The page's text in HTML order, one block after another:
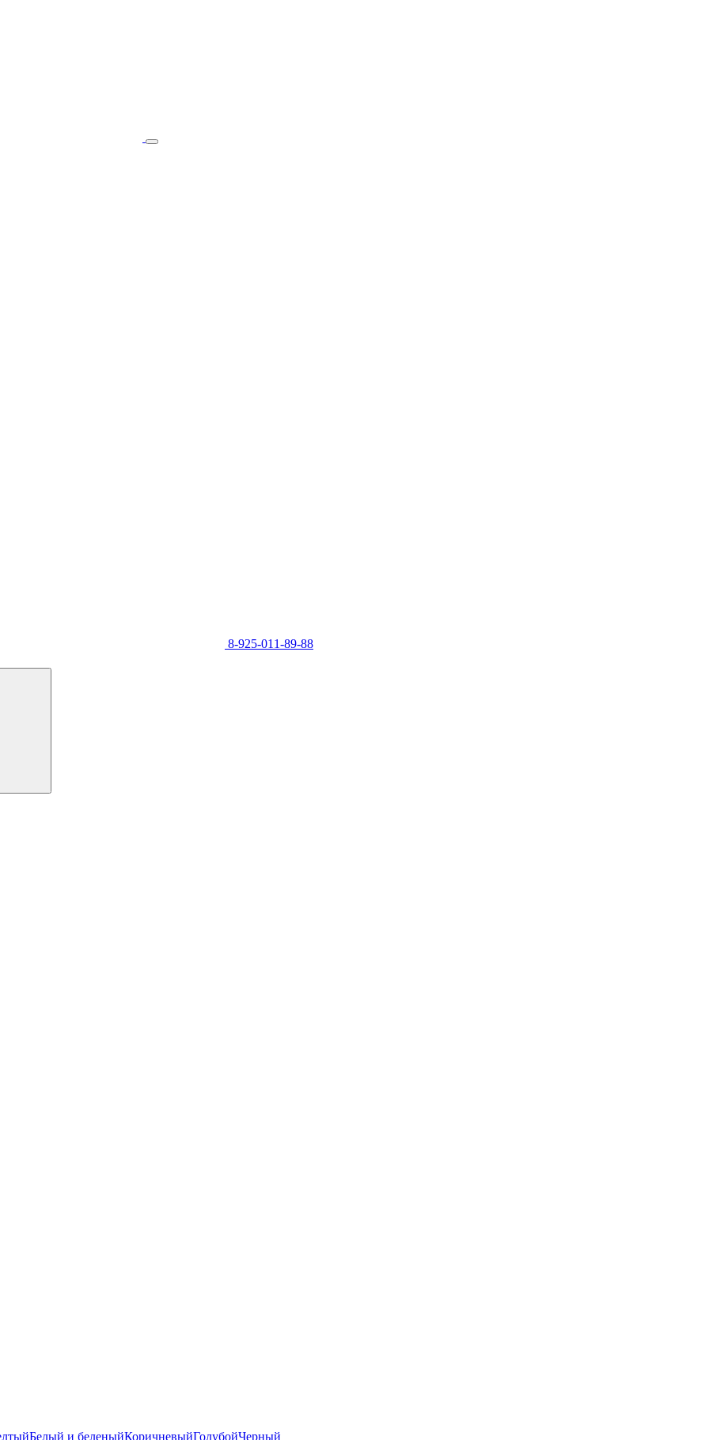
8-925-011-89-88
Белый и беленыйКоричневыйГолубойЧерный